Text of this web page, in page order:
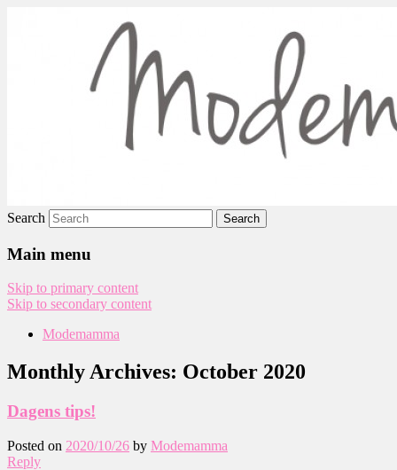
Modemamma
Search
Main menu
Skip to primary content
Skip to secondary content
Modemamma
Monthly Archives: October 2020
Dagens tips!
Posted on 2020/10/26 by Modemamma
Reply